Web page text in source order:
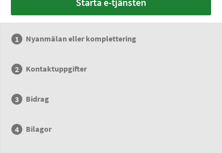
Nyanmälan eller komplettering
Kontaktuppgifter
Bidrag
Bilagor